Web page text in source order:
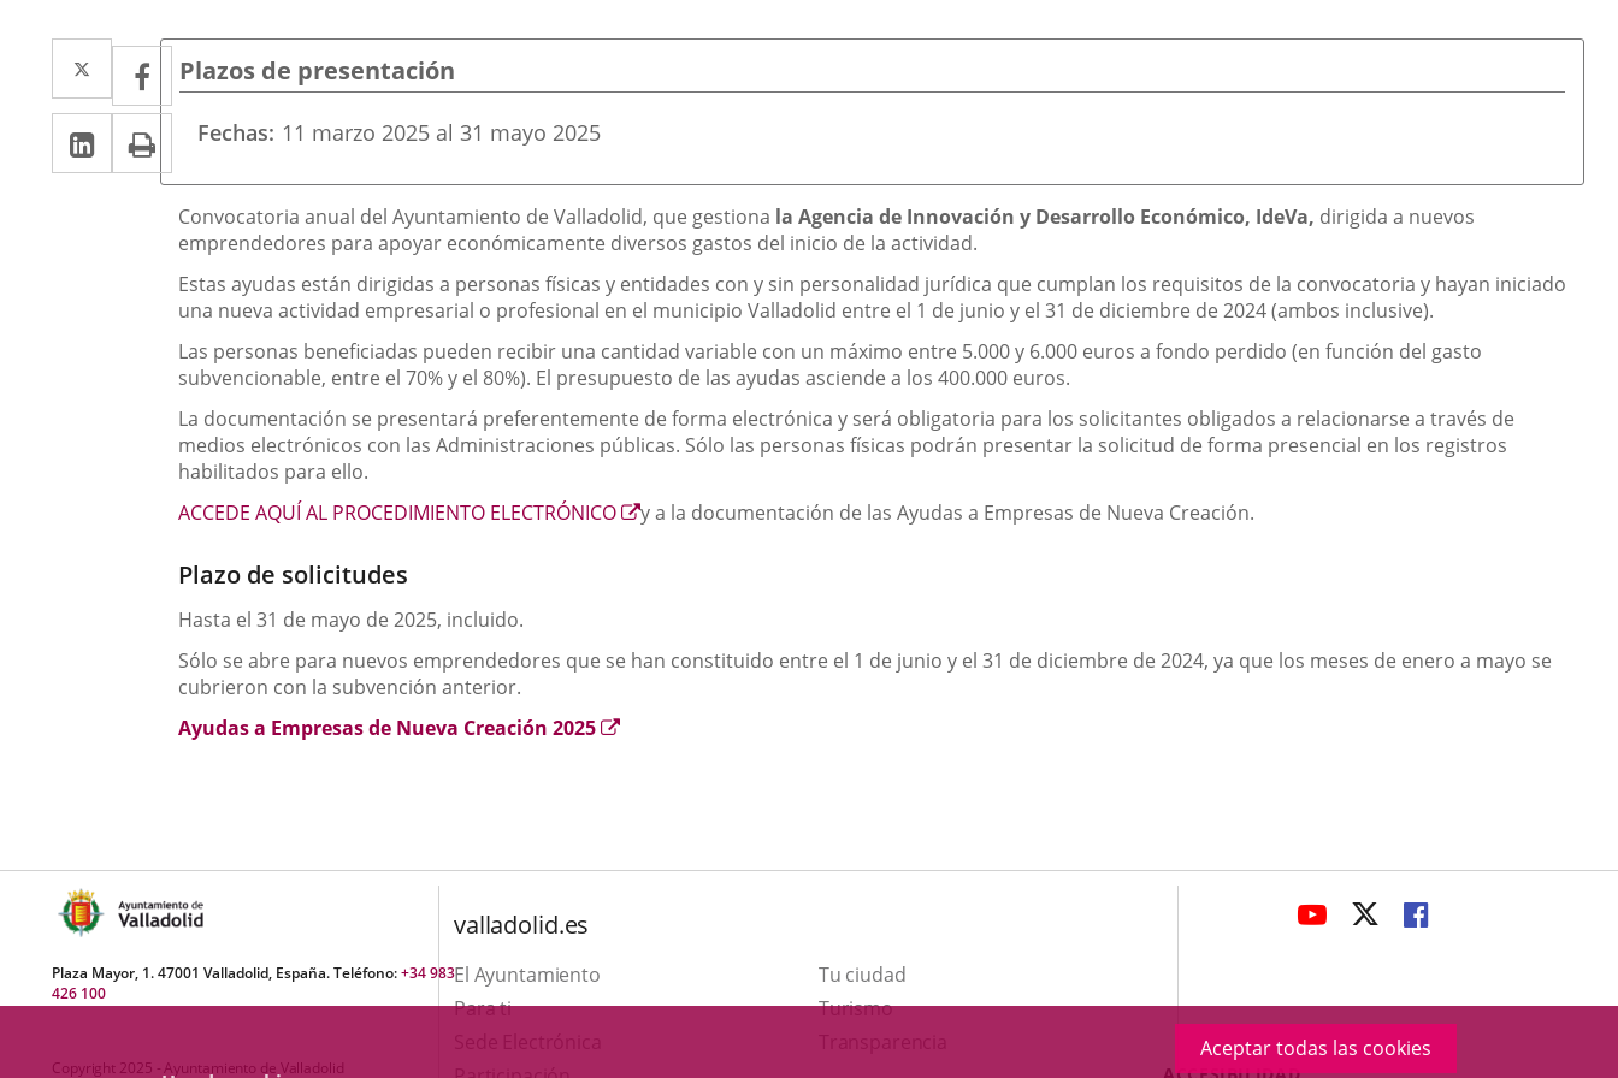
Aceptar todas las cookies
Twitter
Enlace
a
una
aplicación
externa.
Facebook
Enlace
a
una
aplicación
externa.
LinkedIn
Enlace
a
aplicación
externa.
Imprimir
Plazos de presentación
Fechas 11 marzo 2025al 31 mayo 2025
Descripción
Convocatoria anual del Ayuntamiento de Valladolid, que gestiona la Agencia de Innovación y Desarrollo Económico, IdeVa, dirigida a nuevos
emprendedores para apoyar económicamente diversos gastos del inicio de la actividad.
Estas ayudas están dirigidas a personas físicas y entidades con y sin personalidad jurídica que cumplan los requisitos de la convocatoria y hayan iniciado
una nueva actividad empresarial o profesional en el municipio Valladolid entre el 1 de junio y el 31 de diciembre de 2024 (ambos inclusive).
Las personas beneficiadas pueden recibir una cantidad variable con un máximo entre 5.000 y 6.000 euros a fondo perdido (en función del gasto
subvencionable, entre el 70% y el 80%). El presupuesto de las ayudas asciende a los 400.000 euros.
La documentación se presentará preferentemente de forma electrónica y será obligatoria para los solicitantes obligados a relacionarse a través de
medios electrónicos con las Administraciones públicas. Sólo las personas físicas podrán presentar la solicitud de forma presencial en los registros
habilitados para ello.
ACCEDE AQUÍ AL PROCEDIMIENTO ELECTRÓNICO
Enlace
y a la documentación de las Ayudas a Empresas de Nueva Creación.
Plazo de solicitudes
Hasta el 31 de mayo de 2025, incluido.
Sólo se abre para nuevos emprendedores que se han constituido entre el 1 de junio y el 31 de diciembre de 2024, ya que los meses de enero a mayo se
cubrieron con la subvención anterior.
Ayudas a Empresas de Nueva Creación 2025
Enlace
Plaza Mayor, 1. 47001 Valladolid, España. Teléfono:+34 983
426 100
Copyright 2025 - Ayuntamiento de Valladolid
valladolid.es
El Ayuntamiento
Tu ciudad
Para ti
TurismoEste
ENLACE
APLICACIÓN
EXTERNA.
ENLACE
APLICACIÓN
EXTERNA.
ENLACE
APLICACIÓN
EXTERNA.
Menú